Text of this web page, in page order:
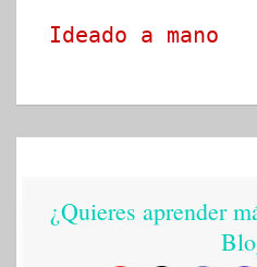
Ideado a mano
¿Quieres aprender